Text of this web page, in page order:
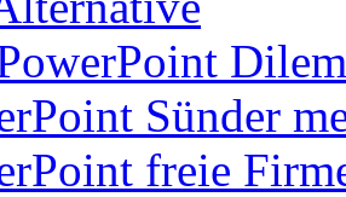
Sünder
freie